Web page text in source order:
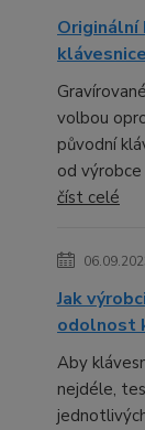
Originální
volbou
původní
od výrobce
číst celé
Jak
odolnost
Aby
nejdéle,